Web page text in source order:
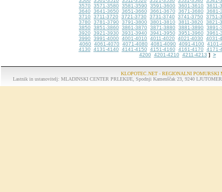
3570
3571-3580 3581-3590 3591-3600 3601-3610
3611-
3640
3641-3650 3651-3660 3661-3670 3671-3680
3681-
3710
3711-3720 3721-3730 3731-3740 3741-3750
3751-
3780
3781-3790 3791-3800 3801-3810 3811-3820
3821-
3850
3851-3860 3861-3870 3871-3880 3881-3890
3891-
3920
3921-3930 3931-3940 3941-3950 3951-3960
3961-
3990
3991-4000 4001-4010 4011-4020 4021-4030
4031-
4060
4061-4070 4071-4080 4081-4090 4091-4100
4101-
4130
4131-4140 4141-4150 4151-4160 4161-4170
4171-
4200
4201-4210 4211-4213 ] >
KLOPOTEC.NET - REGIONALNI POMURSKI
Lastnik in ustanovitelj: MLADINSKI CENTER PRLEKIJE, Spodnji Kamenščak 23, 9240